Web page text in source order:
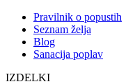
Pravilnik o popustih
Seznam želja
Blog
Sanacija poplav
IZDELKI